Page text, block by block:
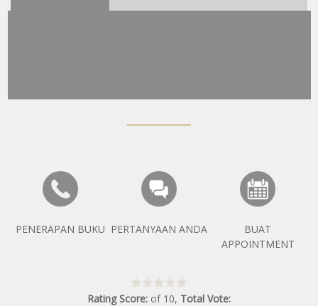
PENERAPAN BUKU PERTANYAAN ANDA
BUAT
APPOINTMENT
Rating Score: of 10, Total Vote: